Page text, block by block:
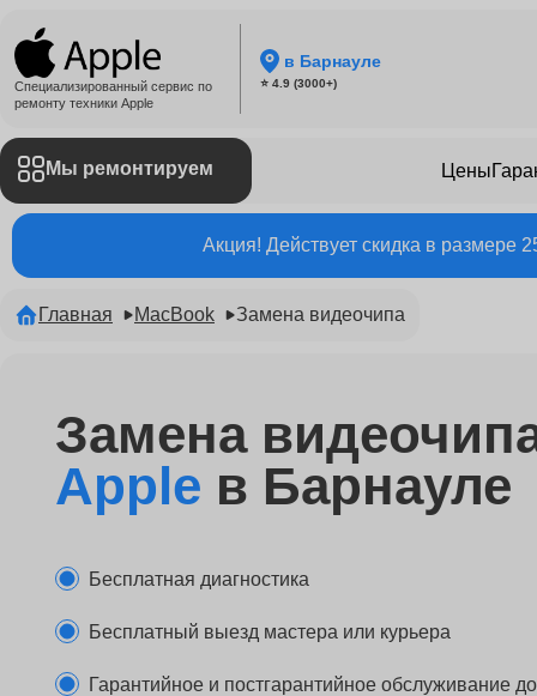
Специализированный сервис по
ремонту техники Apple
в Барнауле
⭐ 4.9 (3000+)
Мы ремонтируем Цены
Акция! Действует скидка в
Главная MacBook Замена видеочипа
Замена
Apple в Барнауле
Бесплатная диагностика
Бесплатный выезд мастера или курьера
Гарантийное и постгарантийное обслуживание